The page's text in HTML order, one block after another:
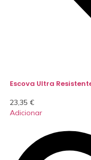
Escova Ultra
23,35 €
Adicionar